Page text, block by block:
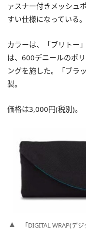
ァスナー付きメッシュ
すい仕様になっている。
カラーは、「ブリトー
は、600デニールのポ
ングを施した。「ブラ
製。
価格は3,000円(税別)。
「DIGITAL WRAP(デ